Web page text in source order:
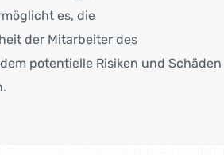
es, die
der Mitarbeiter des
potentielle Risiken und Schäden